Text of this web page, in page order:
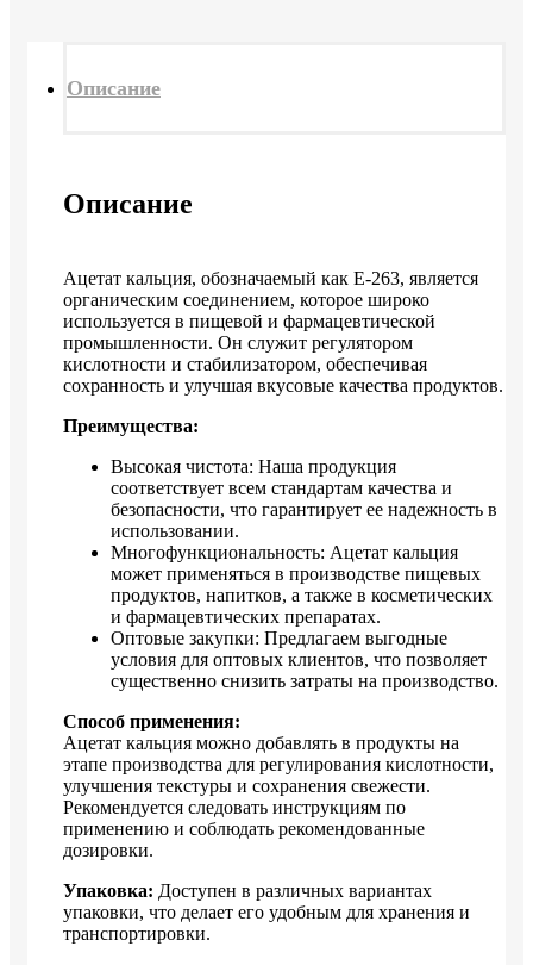
Описание
Описание
Ацетат кальция, обозначаемый как Е-263, является
органическим соединением, которое широко
используется в пищевой и фармацевтической
промышленности. Он служит регулятором
кислотности и стабилизатором, обеспечивая
сохранность и улучшая вкусовые качества продуктов.
Преимущества:
Высокая чистота: Наша продукция
соответствует всем стандартам качества и
безопасности, что гарантирует ее надежность в
использовании.
Многофункциональность: Ацетат кальция
может применяться в производстве пищевых
продуктов, напитков, а также в косметических
и фармацевтических препаратах.
Оптовые закупки: Предлагаем выгодные
условия для оптовых клиентов, что позволяет
существенно снизить затраты на производство.
Способ применения:
Ацетат кальция можно добавлять в продукты на
этапе производства для регулирования кислотности,
улучшения текстуры и сохранения свежести.
Рекомендуется следовать инструкциям по
применению и соблюдать рекомендованные
дозировки.
Упаковка: Доступен в различных вариантах
упаковки, что делает его удобным для хранения и
транспортировки.